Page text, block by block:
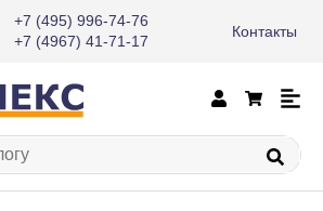
+7 (495) 996-74-76
+7 (4967) 41-71-17
Контакты
×